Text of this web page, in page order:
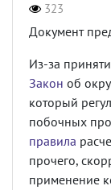
323
Документ
Из-за
Закон об
который
побочных
правила
прочего,
применение